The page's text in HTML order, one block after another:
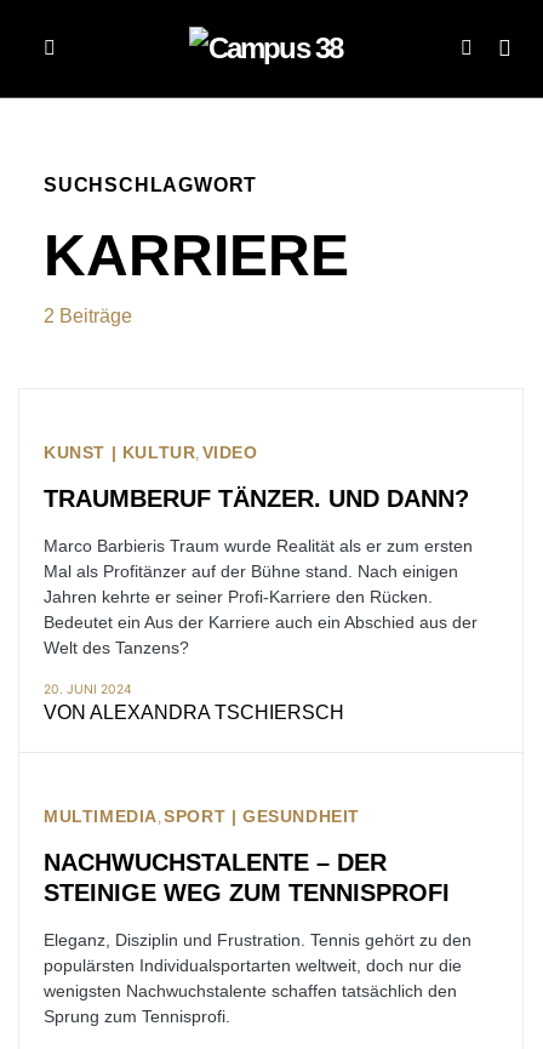
SUCHSCHLAGWORT
KARRIERE
2 Beiträge
KUNST | KULTUR VIDEO
TRAUMBERUF TÄNZER. UND DANN?
Marco Barbieris Traum wurde Realität als er zum ersten
Mal als Profitänzer auf der Bühne stand. Nach einigen
Jahren kehrte er seiner Profi-Karriere den Rücken.
Bedeutet ein Aus der Karriere auch ein Abschied aus der
Welt des Tanzens?
20. JUNI 2024
VON ALEXANDRA TSCHIERSCH
MULTIMEDIA SPORT | GESUNDHEIT
NACHWUCHSTALENTE – DER
STEINIGE WEG ZUM TENNISPROFI
Eleganz, Disziplin und Frustration. Tennis gehört zu den
populärsten Individualsportarten weltweit, doch nur die
wenigsten Nachwuchstalente schaffen tatsächlich den
Sprung zum Tennisprofi.